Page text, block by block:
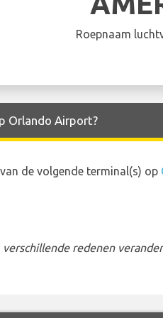
Roepnaam
Orlando Airport?
de volgende terminal(s) op
redenen